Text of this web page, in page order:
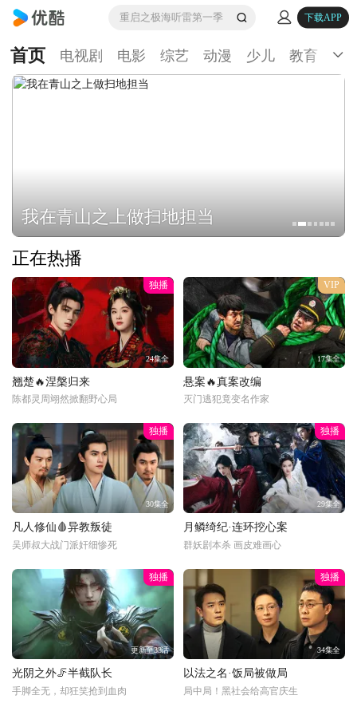
重启之极海听雷第一季 下载APP
首页 电视剧 电影 综艺 动漫 少儿 教育 生
我在青山之上做扫地担当
正在热播
独播
24集全
翘楚🔥涅槃归来
陈都灵周翊然掀翻野心局
VIP
17集全
悬案🔥真案改编
灭门逃犯竟变名作家
独播
30集全
凡人修仙🩸异教叛徒
吴师叔大战门派奸细惨死
独播
29集全
月鳞绮纪·连环挖心案
群妖剧本杀 画皮难画心
独播
更新至33话
光阴之外🦵半截队长
手脚全无，却狂笑抢到血肉
独播
34集全
以法之名·饭局被做局
局中局！黑社会给高官庆生